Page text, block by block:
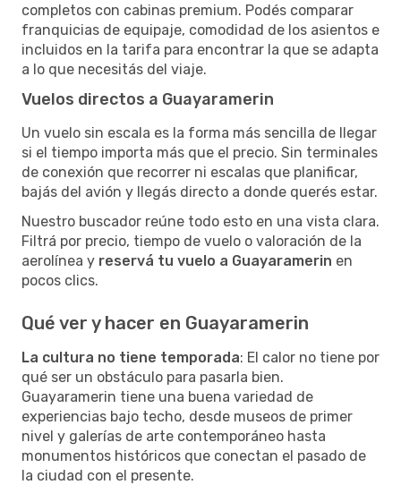
completos con cabinas premium. Podés comparar
franquicias de equipaje, comodidad de los asientos e
incluidos en la tarifa para encontrar la que se adapta
a lo que necesitás del viaje.
Vuelos directos a Guayaramerin
Un vuelo sin escala es la forma más sencilla de llegar
si el tiempo importa más que el precio. Sin terminales
de conexión que recorrer ni escalas que planificar,
bajás del avión y llegás directo a donde querés estar.
Nuestro buscador reúne todo esto en una vista clara.
Filtrá por precio, tiempo de vuelo o valoración de la
aerolínea y reservá tu vuelo a Guayaramerin en
pocos clics.
Qué ver y hacer en Guayaramerin
La cultura no tiene temporada: El calor no tiene por
qué ser un obstáculo para pasarla bien.
Guayaramerin tiene una buena variedad de
experiencias bajo techo, desde museos de primer
nivel y galerías de arte contemporáneo hasta
monumentos históricos que conectan el pasado de
la ciudad con el presente.